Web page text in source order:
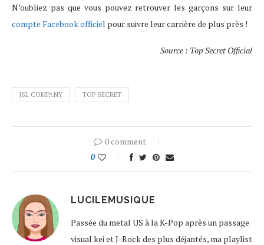
N’oubliez pas que vous pouvez retrouver les garçons sur leur
compte Facebook officiel pour suivre leur carrière de plus près !
Source : Top Secret Official
JSL COMPANY TOP SECRET
0 comment
0
LUCILEMUSIQUE
Passée du metal US à la K-Pop après un passage
visual kei et J-Rock des plus déjantés, ma playlist